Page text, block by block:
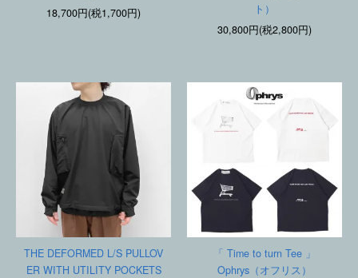
18,700円(税1,700円)
ト）
30,800円(税2,800円)
THE DEFORMED L/S PULLOV
ER WITH UTILITY POCKETS
「 Time to turn Tee 」
Ophrys（オフリス）